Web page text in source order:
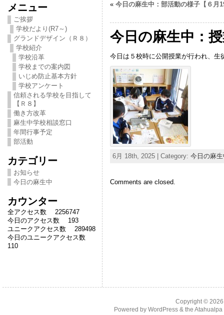
メニュー
ご挨拶
学校だより(R7～)
グランドデザイン（Ｒ８）
学校紹介
学校沿革
学校までの案内図
いじめ防止基本方針
学校アンケート
信頼される学校を目指して
【Ｒ８】
働き方改革
麻生中学校相談窓口
年間行事予定
部活動
カテゴリー
お知らせ
今日の麻生中
カウンター
全アクセス数 2256747
今日のアクセス数 193
ユニークアクセス数 289498
今日のユニークアクセス数
110
« 今日の麻生中：部活動の様子【６月
今日の麻生中：
今日は５校時に公開授業が行われ、
6月 18th, 2025 | Category: 今日の麻
Comments are closed.
Copyright ©
Powered by WordPress& the Atahualpa